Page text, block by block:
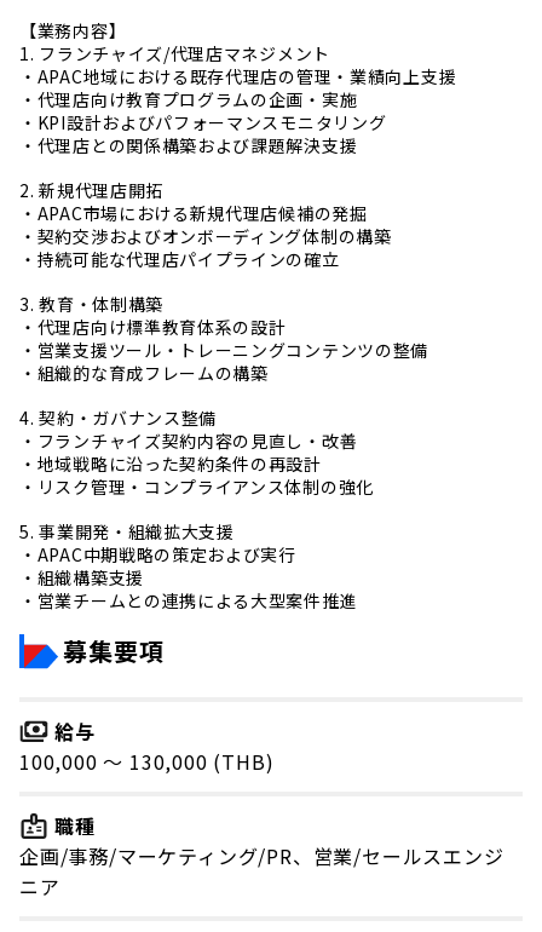
【業務内容】
1. フランチャイズ/代理店マネジメント
・APAC地域における既存代理店の管理・業績向上支援
・代理店向け教育プログラムの企画・実施
・KPI設計およびパフォーマンスモニタリング
・代理店との関係構築および課題解決支援
2. 新規代理店開拓
・APAC市場における新規代理店候補の発掘
・契約交渉およびオンボーディング体制の構築
・持続可能な代理店パイプラインの確立
3. 教育・体制構築
・代理店向け標準教育体系の設計
・営業支援ツール・トレーニングコンテンツの整備
・組織的な育成フレームの構築
4. 契約・ガバナンス整備
・フランチャイズ契約内容の見直し・改善
・地域戦略に沿った契約条件の再設計
・リスク管理・コンプライアンス体制の強化
5. 事業開発・組織拡大支援
・APAC中期戦略の策定および実行
・組織構築支援
・営業チームとの連携による大型案件推進
募集要項
給与
100,000 〜 130,000 (THB)
職種
企画/事務/マーケティング/PR、営業/セールスエンジ
ニア